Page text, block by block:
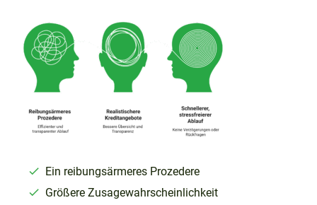
Ein reibungsärmeres Prozedere
Größere Zusagewahrscheinlichkeit